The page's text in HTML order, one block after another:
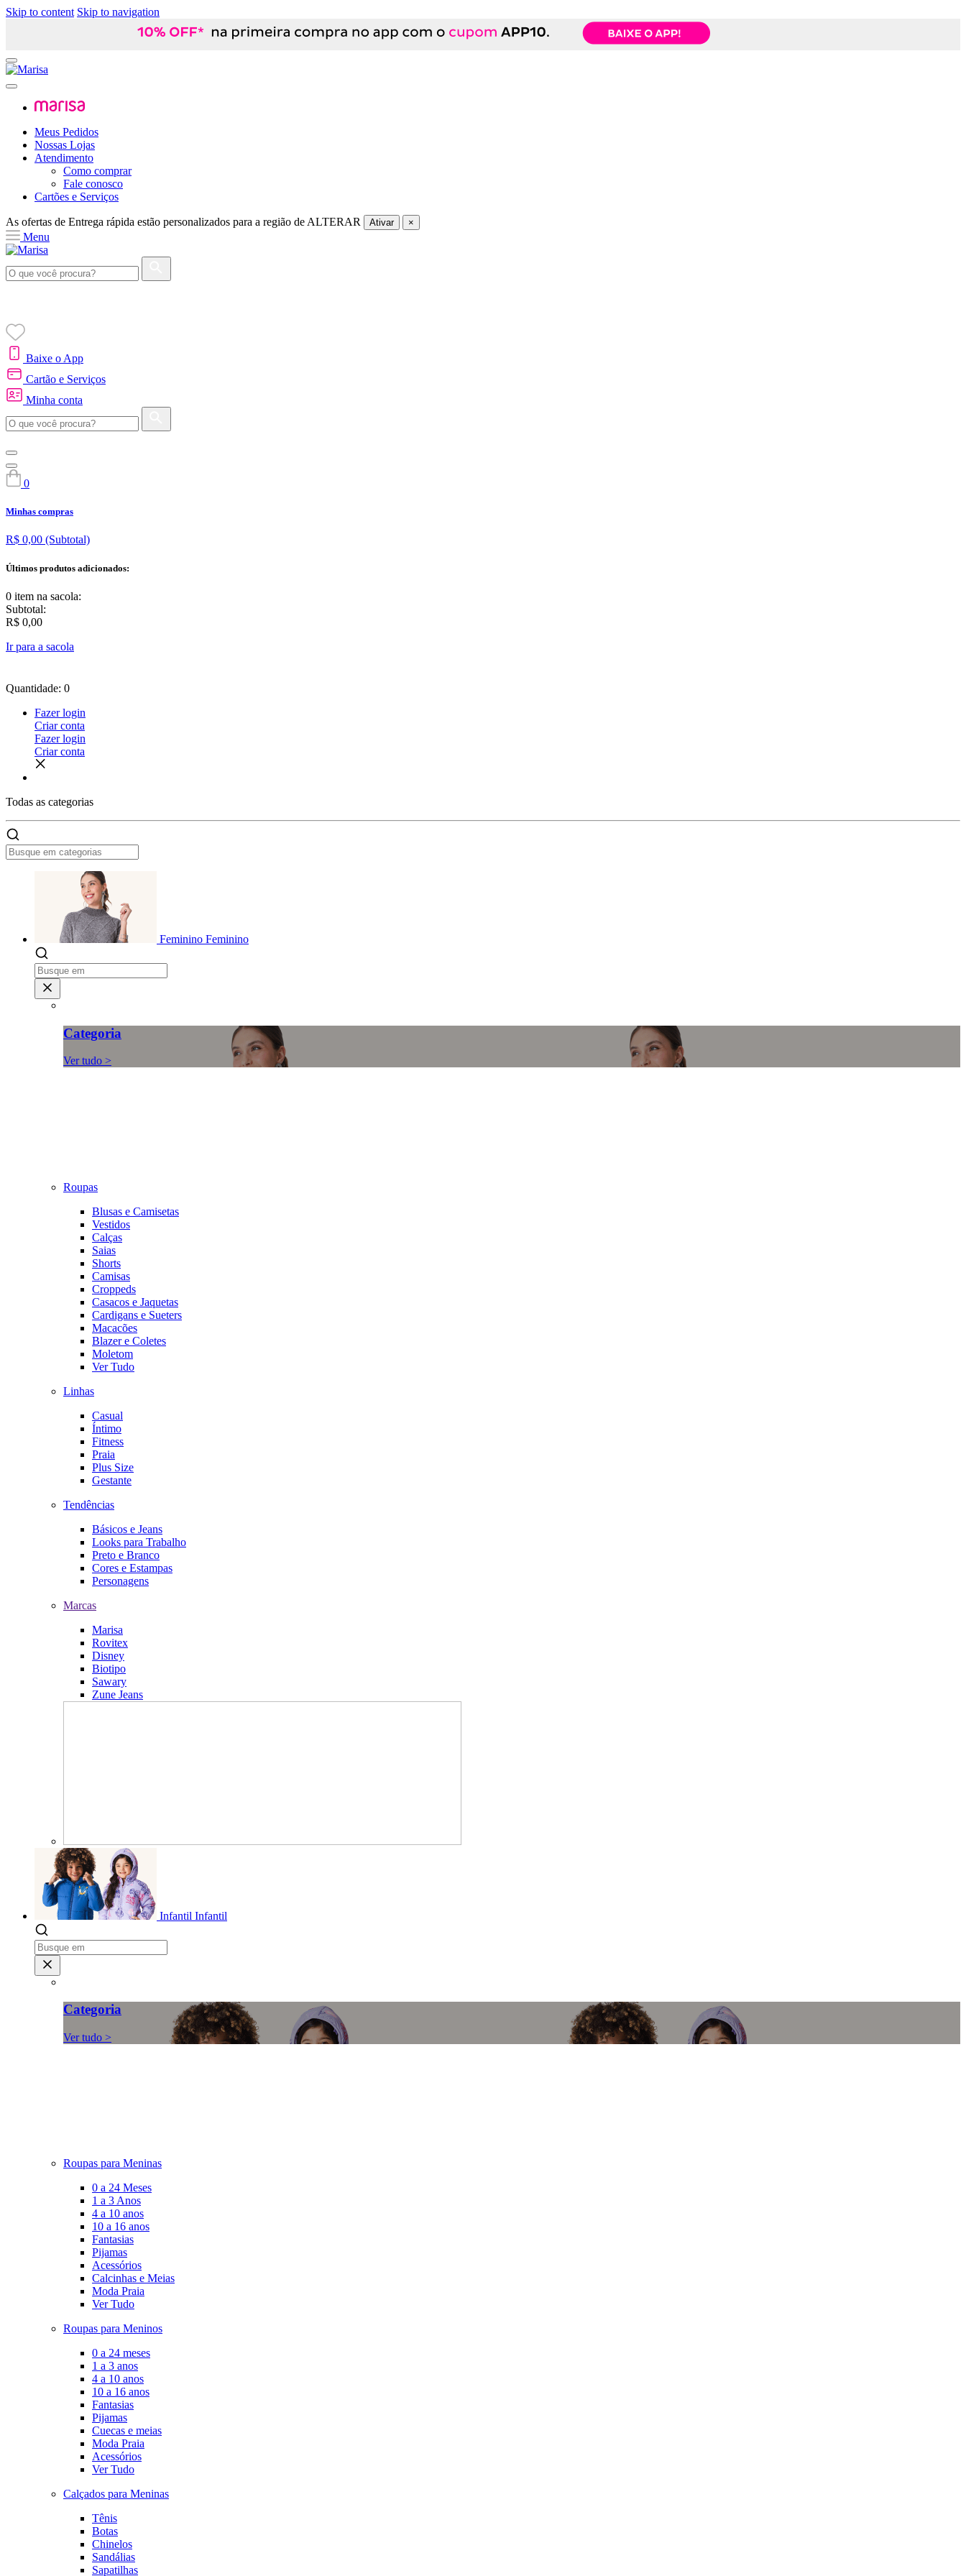
Skip to content Skip to navigation
Meus Pedidos
Nossas Lojas
Atendimento
Como comprar
Fale conosco
Cartões e Serviços
As ofertas de Entrega rápida estão personalizados para a região de ALTERAR Ativar ×
Menu
Baixe o App
Cartão e Serviços
Minha conta
0
Minhas compras
R$ 0,00 (Subtotal)
Últimos produtos adicionados:
0 item na sacola:
Subtotal:
R$ 0,00
Ir para a sacola
Quantidade: 0
Fazer login
Criar conta
Fazer login
Criar conta
Todas as categorias
Feminino Feminino
Categoria
Ver tudo >
Roupas
Blusas e Camisetas
Vestidos
Calças
Saias
Shorts
Camisas
Croppeds
Casacos e Jaquetas
Cardigans e Sueters
Macacões
Blazer e Coletes
Moletom
Ver Tudo
Linhas
Casual
Íntimo
Fitness
Praia
Plus Size
Gestante
Tendências
Básicos e Jeans
Looks para Trabalho
Preto e Branco
Cores e Estampas
Personagens
Marcas
Marisa
Rovitex
Disney
Biotipo
Sawary
Zune Jeans
Infantil Infantil
Categoria
Ver tudo >
Roupas para Meninas
0 a 24 Meses
1 a 3 Anos
4 a 10 anos
10 a 16 anos
Fantasias
Pijamas
Acessórios
Calcinhas e Meias
Moda Praia
Ver Tudo
Roupas para Meninos
0 a 24 meses
1 a 3 anos
4 a 10 anos
10 a 16 anos
Fantasias
Pijamas
Cuecas e meias
Moda Praia
Acessórios
Ver Tudo
Calçados para Meninas
Tênis
Botas
Chinelos
Sandálias
Sapatilhas